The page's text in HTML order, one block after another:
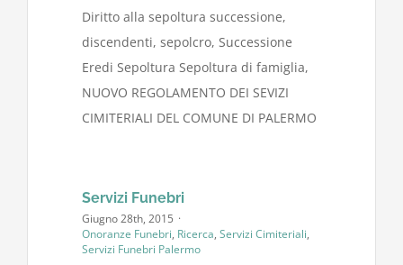
Dona
Diritto alla sepoltura successione,
discendenti, sepolcro, Successione
Eredi Sepoltura Sepoltura di famiglia,
NUOVO REGOLAMENTO DEI SEVIZI
CIMITERIALI DEL COMUNE DI PALERMO
Servizi Funebri
Giugno 28th, 2015 ·
Onoranze Funebri, Ricerca, Servizi Cimiteriali,
Servizi Funebri Palermo